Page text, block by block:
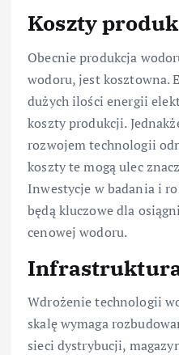
Koszty
Obecnie produkcja
wodoru, jest kosztowna.
dużych ilości energii
koszty produkcji.
rozwojem technologii
koszty te mogą ulec
Inwestycje w badania i
będą kluczowe dla
cenowej wodoru.
Wdrożenie technologii
skalę wymaga
sieci dystrybucji,